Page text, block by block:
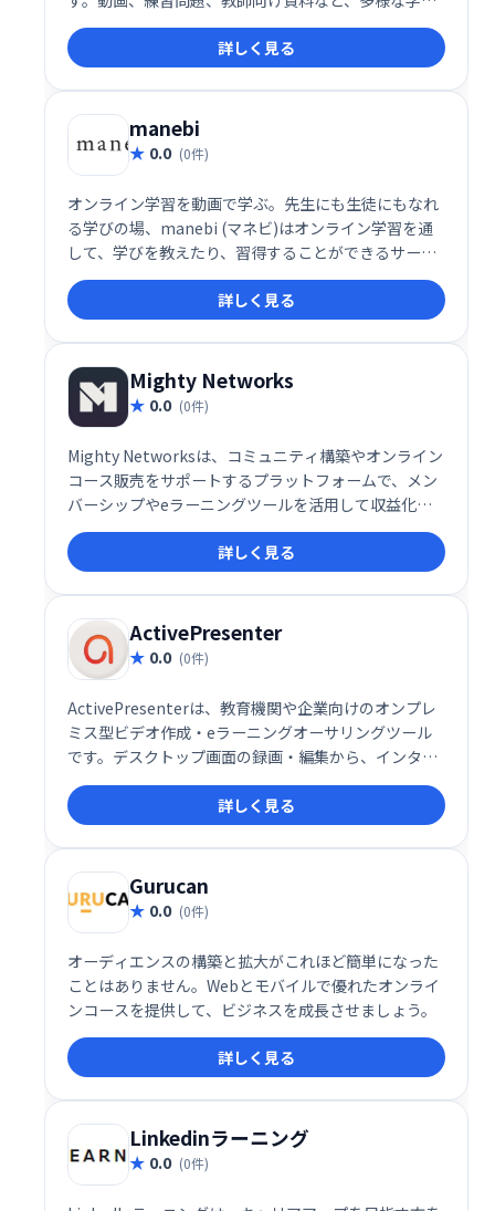
リソースを提供し、様々な科目の学習をサポートしま
す。毎月4000万人以上の生徒が利用しており、補足学
習や家庭学習に最適です。寄付によって運営されてい
る非営利団体です。
詳しく見る
manebi
0.0 (0件)
オンライン学習を動画で学ぶ。先生にも生徒にもなれ
る学びの場、manebi (マネビ)はオンライン学習を通
して、学びを教えたり、習得することができるサービ
ス
詳しく見る
Mighty Networks
0.0 (0件)
Mighty Networksは、コミュニティ構築やオンライン
コース販売をサポートするプラットフォームで、メン
バーシップやeラーニングツールを活用して収益化が
可能です。
詳しく見る
ActivePresenter
0.0 (0件)
ActivePresenterは、教育機関や企業向けのオンプレ
ミス型ビデオ作成・eラーニングオーサリングツール
です。デスクトップ画面の録画・編集から、インタラ
クティブなHTML5コンテンツ作成まで、幅広い機能を
提供します。オーディオ/ビデオ編集機能も充実してお
り、Mac/Windows両対応で作成したコンテンツはあ
らゆるモバイルデバイスで共有可能です。効率的なe
ラーニングコンテンツ制作を実現します。
詳しく見る
Gurucan
0.0 (0件)
オーディエンスの構築と拡大がこれほど簡単になった
ことはありません。Webとモバイルで優れたオンライ
ンコースを提供して、ビジネスを成長させましょう。
詳しく見る
Linkedinラーニング
0.0 (0件)